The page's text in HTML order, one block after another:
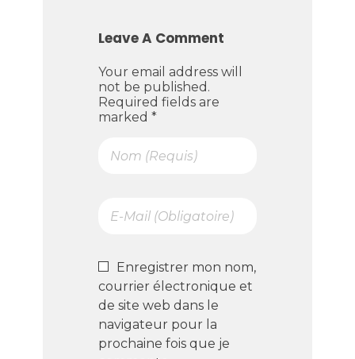
Leave A Comment
Your email address will
not be published.
Required fields are
marked *
Enregistrer mon nom,
courrier électronique et
de site web dans le
navigateur pour la
prochaine fois que je